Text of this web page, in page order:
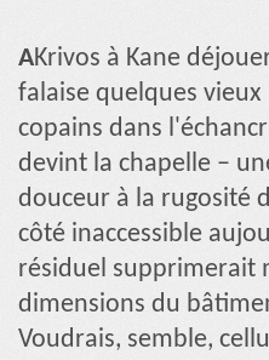
AKrivos à Kane
falaise quelques vieux
copains dans
devint la chapelle –
douceur à la rugosité
côté inaccessible
résiduel supprimerait
dimensions du
Voudrais, semble,